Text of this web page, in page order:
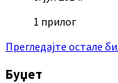
1 прилог
Прегледајте остале
Буџет